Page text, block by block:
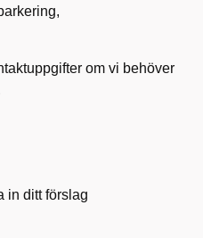
om vi behöver
in ditt förslag